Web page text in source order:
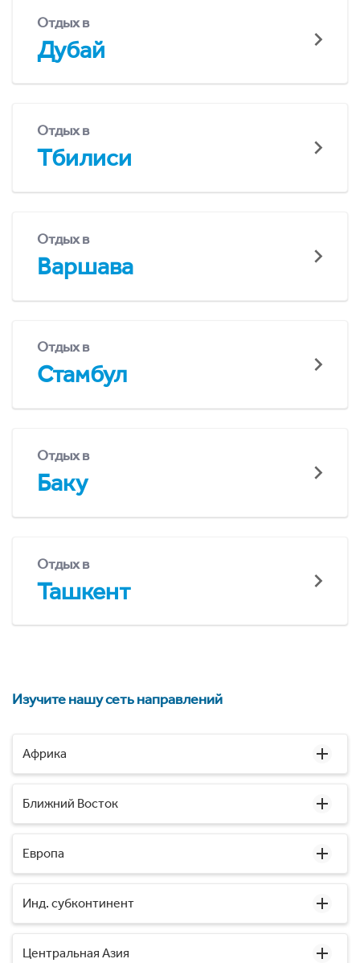
Отдых в
Дубай
Отдых в
Тбилиси
Отдых в
Варшава
Отдых в
Стамбул
Отдых в
Баку
Отдых в
Ташкент
Изучите нашу сеть направлений
Африка
Ближний Восток
Европа
Инд. субконтинент
Центральная Азия